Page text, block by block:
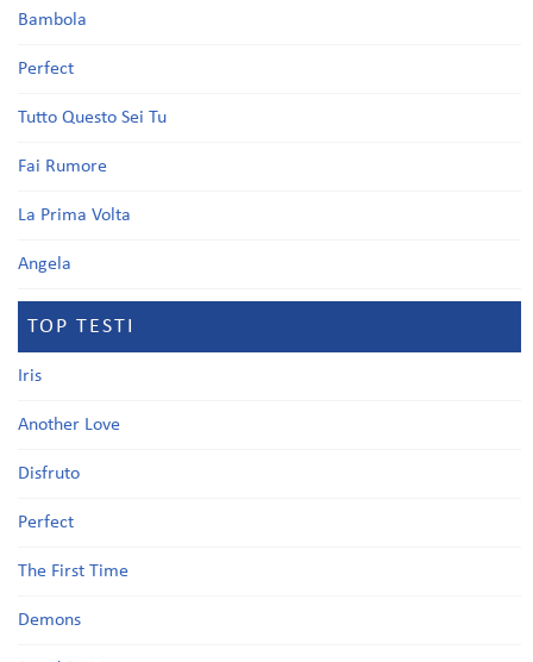
Bambola
Perfect
Tutto Questo Sei Tu
Fai Rumore
La Prima Volta
Angela
TOP TESTI
Iris
Another Love
Disfruto
Perfect
The First Time
Demons